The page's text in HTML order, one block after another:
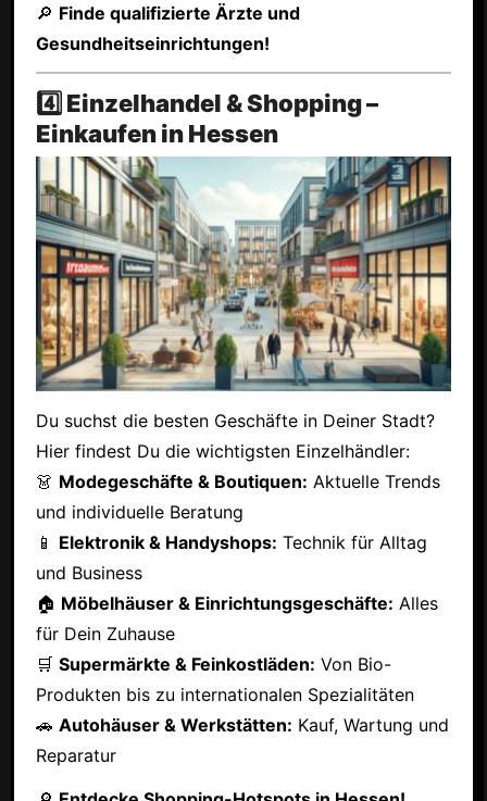
🔎 Finde qualifizierte Ärzte und
Gesundheitseinrichtungen!
4️⃣ Einzelhandel & Shopping –
Einkaufen in Hessen
Du suchst die besten Geschäfte in Deiner Stadt?
Hier findest Du die wichtigsten Einzelhändler:
👗 Modegeschäfte & Boutiquen: Aktuelle Trends
und individuelle Beratung
📱 Elektronik & Handyshops: Technik für Alltag
und Business
🏠 Möbelhäuser & Einrichtungsgeschäfte: Alles
für Dein Zuhause
🛒 Supermärkte & Feinkostläden: Von Bio-
Produkten bis zu internationalen Spezialitäten
🚗 Autohäuser & Werkstätten: Kauf, Wartung und
Reparatur